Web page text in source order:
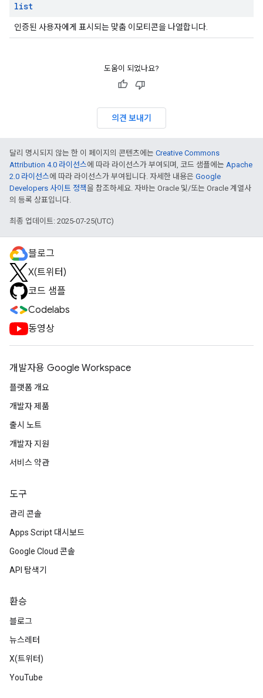
list
인증된 사용자에게 표시되는 맞춤 이모티콘을 나열합니다.
도움이 되었나요?
의견 보내기
달리 명시되지 않는 한 이 페이지의 콘텐츠에는 Creative Commons
Attribution 4.0 라이선스에 따라 라이선스가 부여되며, 코드 샘플에는 Apache
2.0 라이선스에 따라 라이선스가 부여됩니다. 자세한 내용은 Google
Developers 사이트 정책을 참조하세요. 자바는 Oracle 및/또는 Oracle 계열사
의 등록 상표입니다.
최종 업데이트: 2025-07-25(UTC)
블로그
X(트위터)
코드 샘플
Codelabs
동영상
개발자용 Google Workspace
플랫폼 개요
개발자 제품
출시 노트
개발자 지원
서비스 약관
도구
관리 콘솔
Apps Script 대시보드
Google Cloud 콘솔
API 탐색기
환승
블로그
뉴스레터
X(트위터)
YouTube